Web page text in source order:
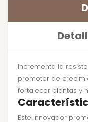
Incrementa la
promotor de
fortalecer plantas y
Este innovador